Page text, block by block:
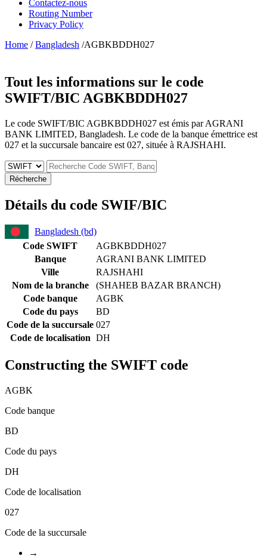
Contactez-nous
Routing Number
Privacy Policy
Home /Bangladesh /AGBKBDDH027
Tout les informations sur le code
SWIFT/BIC AGBKBDDH027
Le code SWIFT/BIC AGBKBDDH027 est émis par AGRANI
BANK LIMITED, Bangladesh. Le code de la banque émettrice est
027 et la succursale bancaire est 027, située à RAJSHAHI.
Récherche
Détails du code SWIF/BIC
Bangladesh (bd)
Code SWIFT
AGBKBDDH027
Banque
AGRANI BANK LIMITED
Ville
RAJSHAHI
Nom de la branche
(SHAHEB BAZAR BRANCH)
Code banque
AGBK
Code du pays
BD
Code de la succursale 027
Code de localisation DH
Constructing the SWIFT code
AGBK
Code banque
BD
Code du pays
DH
Code de localisation
027
Code de la succursale
→